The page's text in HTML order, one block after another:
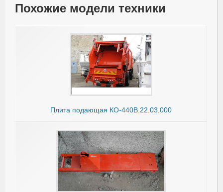
Похожие модели техники
Плита подающая КО-440В.22.03.000